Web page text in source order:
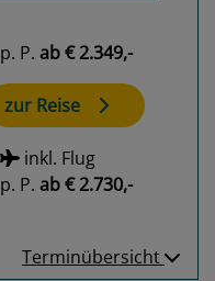
p. P. ab€ 2.349,-
zur Reise
inkl. Flug
p. P. ab€ 2.730,-
Terminübersicht